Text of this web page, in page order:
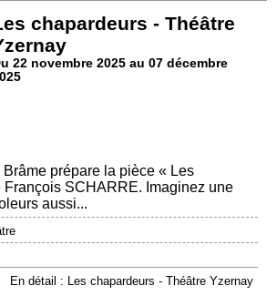
chapardeurs - Théâtre
22 novembre 2025 au 07 décembre
Brâme prépare la pièce « Les
François SCHARRE. Imaginez une
aussi...
En détail : Les chapardeurs - Théâtre Yzernay